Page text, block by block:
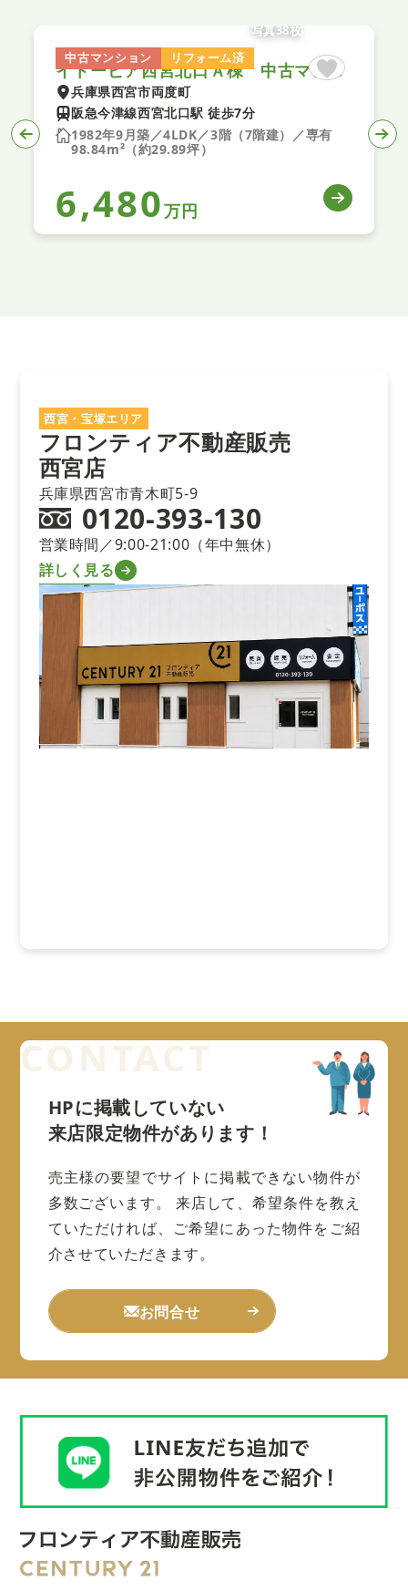
中古マンション リフォーム済
写真38枚
イトーピア西宮北口Ａ棟 中古マンション
兵庫県西宮市両度町
阪急今津線西宮北口駅 徒歩7分
1982年9月築／4LDK／3階（7階建）／専有
98.84m²（約29.89坪）
6,480万円
西宮・宝塚エリア
フロンティア不動産販売
西宮店
兵庫県西宮市青木町5-9
0120-393-130
営業時間／9:00-21:00（年中無休）
詳しく見る
HPに掲載していない
来店限定物件があります！
売主様の要望でサイトに掲載できない物件が
多数ございます。
来店して、希望条件を教え
ていただければ、ご希望にあった物件をご紹
介させていただきます。
お問合せ